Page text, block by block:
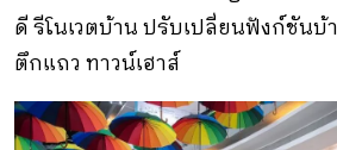
ดี รีโนเวตบ้าน ปรับเปลี่ยนฟังก์ชันบ้
ตึกแถว ทาวน์เฮาส์